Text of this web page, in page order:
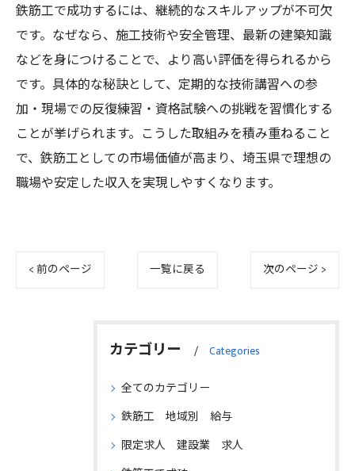
鉄筋工で成功するには、継続的なスキルアップが不可欠
です。なぜなら、施工技術や安全管理、最新の建築知識
などを身につけることで、より高い評価を得られるから
です。具体的な秘訣として、定期的な技術講習への参
加・現場での反復練習・資格試験への挑戦を習慣化する
ことが挙げられます。こうした取組みを積み重ねること
で、鉄筋工としての市場価値が高まり、埼玉県で理想の
職場や安定した収入を実現しやすくなります。
< 前のページ 一覧に戻る 次のページ >
カテゴリー Categories
全てのカテゴリー
鉄筋工 地域別 給与
限定求人 建設業 求人